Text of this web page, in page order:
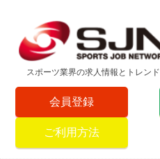
スポーツ業界の求人情報とトレンド
会員登録
ご利用方法